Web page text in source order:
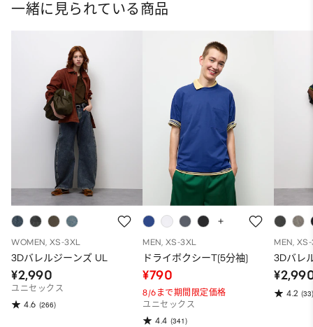
一緒に見られている商品
WOMEN, XS-3XL
3Dバレルジーンズ UL
¥2,990
ユニセックス
4.6 (266)
MEN, XS-3XL
ドライボクシーT(5分袖)
¥790
8/6まで期間限定価格
ユニセックス
4.4 (341)
MEN,
3Dバレ
4.2 (33)